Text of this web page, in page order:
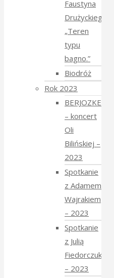
Faustyna
Drużyckiego
„Teren
typu
bagno.”
Biodróż
Rok 2023
BERJOZKELE
– koncert
Oli
Bilińskiej –
2023
Spotkanie
z Adamem
Wajrakiem
– 2023
Spotkanie
z Julią
Fiedorczuk
– 2023